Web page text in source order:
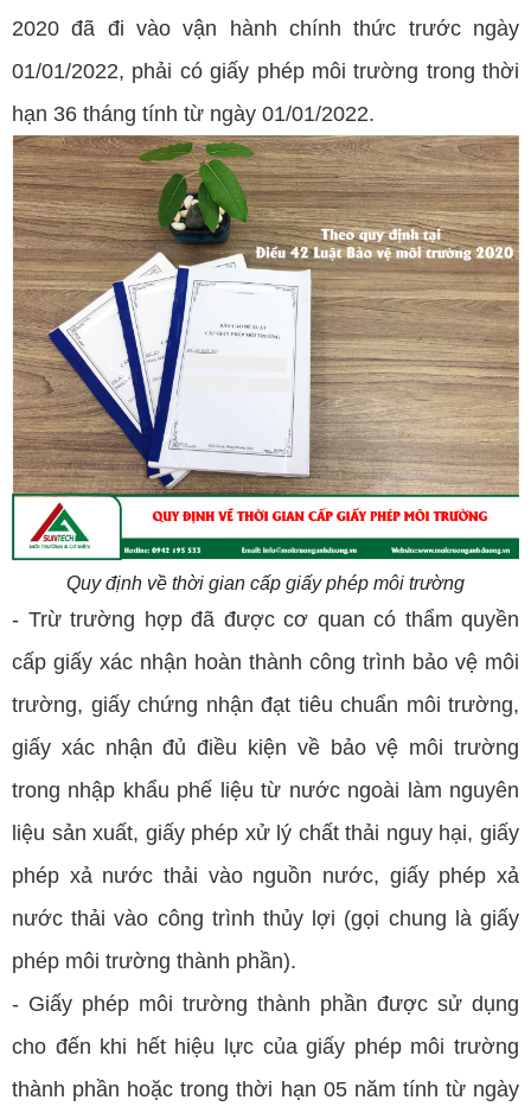
2020 đã đi vào vận hành chính thức trước ngày
01/01/2022, phải có giấy phép môi trường trong thời
hạn 36 tháng tính từ ngày 01/01/2022.
Quy định về thời gian cấp giấy phép môi trường
- Trừ trường hợp đã được cơ quan có thẩm quyền
cấp giấy xác nhận hoàn thành công trình bảo vệ môi
trường, giấy chứng nhận đạt tiêu chuẩn môi trường,
giấy xác nhận đủ điều kiện về bảo vệ môi trường
trong nhập khẩu phế liệu từ nước ngoài làm nguyên
liệu sản xuất, giấy phép xử lý chất thải nguy hại, giấy
phép xả nước thải vào nguồn nước, giấy phép xả
nước thải vào công trình thủy lợi (gọi chung là giấy
phép môi trường thành phần).
- Giấy phép môi trường thành phần được sử dụng
cho đến khi hết hiệu lực của giấy phép môi trường
thành phần hoặc trong thời hạn 05 năm tính từ ngày